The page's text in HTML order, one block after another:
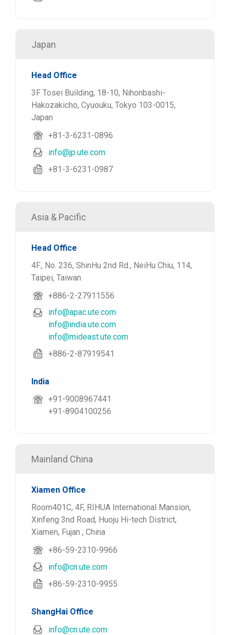
Japan
Head Office
3F Tosei Building, 18-10, Nihonbashi-
Hakozakicho, Cyuouku, Tokyo 103-0015,
Japan
+81-3-6231-0896
info@jp.ute.com
+81-3-6231-0987
Asia & Pacific
Head Office
4F., No. 236, ShinHu 2nd Rd., NeiHu Chiu, 114,
Taipei, Taiwan
+886-2-27911556
info@apac.ute.com
info@india.ute.com
info@mideast.ute.com
+886-2-87919541
India
+91-9008967441
+91-8904100256
Mainland China
Xiamen Office
Room401C, 4F, RIHUA International Mansion,
Xinfeng 3nd Road, Huoju Hi-tech District,
Xiamen, Fujan , China
+86-59-2310-9966
info@cn.ute.com
+86-59-2310-9955
ShangHai Office
info@cn.ute.com